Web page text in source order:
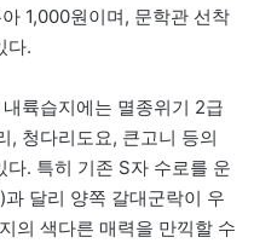
1,000원이며, 문학관 선착
다.
륙습지에는 멸종위기 2급
, 청다리도요, 큰고니 등의
. 특히 기존 S자 수로를 운
달리 양쪽 갈대군락이 우
의 색다른 매력을 만끽할 수